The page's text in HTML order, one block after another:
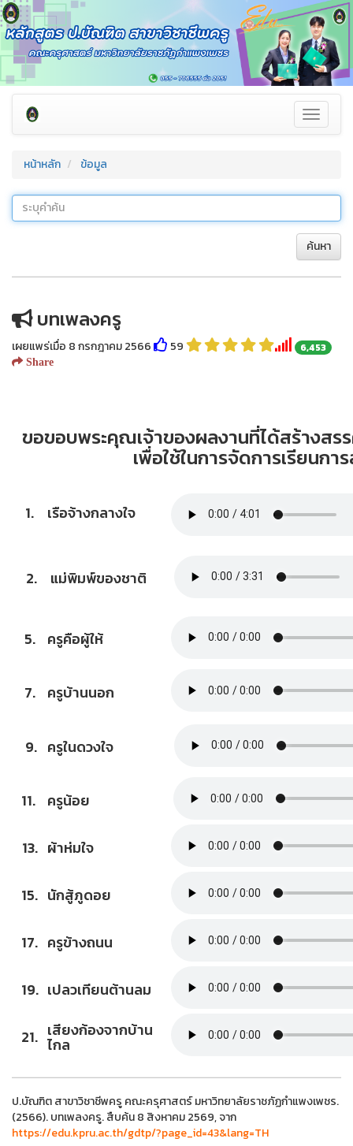
Toggle
หน้าหลัก
ข้อมูล
ค้นหา
บทเพลงครู
เผยแพร่เมื่อ 8 กรกฎาคม 2566 59 6,453
Share
ขอขอบพระคุณเจ้าของผลงานที่ได้สร้างส
เพื่อใช้ในการจัดการเรียนก
1. เรือจ้างกลางใจ
2. แม่พิมพ์ของชาติ
5. ครูคือผู้ให้
7. ครูบ้านนอก
9. ครูในดวงใจ
11. ครูน้อย
13. ผ้าห่มใจ
15. นักสู้ภูดอย
17. ครูข้างถนน
19. เปลวเทียนต้านลม
21. เสียงก้องจากบ้าน
ไกล
ป.บัณฑิต สาขาวิชาชีพครู คณะครุศาสตร์ มหาวิทยาลัยราชภัฏกำแพงเพชร.
(2566). บทเพลงครู. สืบค้น 8 สิงหาคม 2569, จาก
https://edu.kpru.ac.th/gdtp/?page_id=43&lang=TH